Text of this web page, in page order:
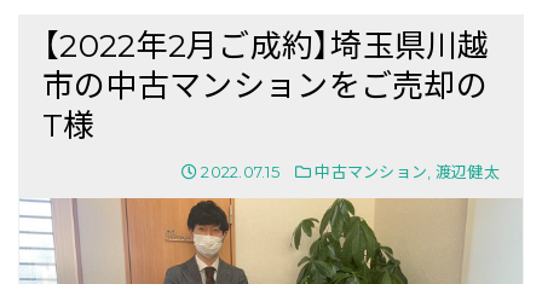
【2022年2月ご成約】埼玉県川越
市の中古マンションをご売却の
T様
2022.07.15 中古マンション 渡辺健太